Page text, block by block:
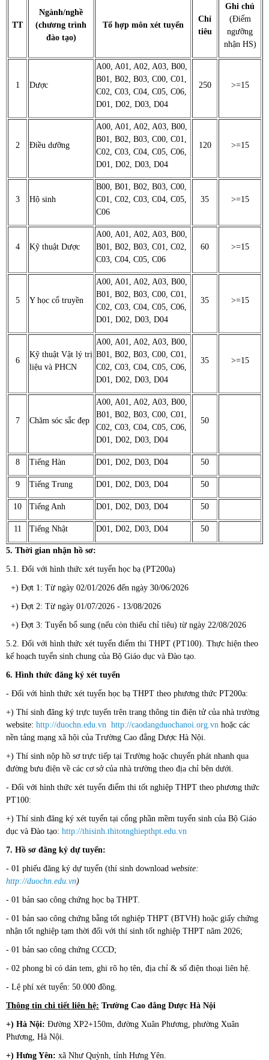
TT
Ngành/nghề
(chương trình
đào tạo)
Tổ hợp môn xét tuyển
Chỉ
tiêu
Ghi chú
(Điểm
ngưỡng
nhận HS)
1 Dược
A00, A01, A02, A03, B00,
B01, B02, B03, C00, C01,
C02, C03, C04, C05, C06,
D01, D02, D03, D04
250 >=15
2 Điều dưỡng
A00, A01, A02, A03, B00,
B01, B02, B03, C00, C01,
C02, C03, C04, C05, C06,
D01, D02, D03, D04
120 >=15
3 Hộ sinh
B00, B01, B02, B03, C00,
C01, C02, C03, C04, C05,
C06
35 >=15
4 Kỹ thuật Dược
A00, A01, A02, A03, B00,
B01, B02, B03, C01, C02,
C03, C04, C05, C06
60 >=15
5 Y học cổ truyền
A00, A01, A02, A03, B00,
B01, B02, B03, C00, C01,
C02, C03, C04, C05, C06,
D01, D02, D03, D04
35 >=15
6
Kỹ thuật Vật lý trị
liệu và PHCN
A00, A01, A02, A03, B00,
B01, B02, B03, C00, C01,
C02, C03, C04, C05, C06,
D01, D02, D03, D04
35 >=15
7 Chăm sóc sắc đẹp
A00, A01, A02, A03, B00,
B01, B02, B03, C00, C01,
C02, C03, C04, C05, C06,
D01, D02, D03, D04
50
8 Tiếng Hàn D01, D02, D03, D04 50
9 Tiếng Trung D01, D02, D03, D04 50
10 Tiếng Anh D01, D02, D03, D04 50
11 Tiếng Nhật D01, D02, D03, D04 50
5. Thời gian nhận hồ sơ:
5.1. Đối với hình thức xét tuyển học bạ (PT200a)
+) Đợt 1: Từ ngày 02/01/2026 đến ngày 30/06/2026
+) Đợt 2: Từ ngày 01/07/2026 - 13/08/2026
+) Đợt 3: Tuyển bổ sung (nếu còn thiếu chỉ tiêu) từ ngày 22/08/2026
5.2. Đối với hình thức xét tuyển điểm thi THPT (PT100). Thực hiện theo
kế hoạch tuyển sinh chung của Bộ Giáo dục và Đào tạo.
6. Hình thức đăng ký xét tuyển
- Đối với hình thức xét tuyển học bạ THPT theo phương thức PT200a:
+) Thí sinh đăng ký trực tuyến trên trang thông tin điện tử của nhà trường
website: http://duochn.edu.vn http://caodangduochanoi.org.vn hoặc các
nền tảng mạng xã hội của Trường Cao đẳng Dược Hà Nội.
+) Thí sinh nộp hồ sơ trực tiếp tại Trường hoặc chuyển phát nhanh qua
đường bưu điện về các cơ sở của nhà trường theo địa chỉ bên dưới.
- Đối với hình thức xét tuyển điểm thi tốt nghiệp THPT theo phương thức
PT100:
+) Thí sinh đăng ký xét tuyển tại cổng phần mềm tuyển sinh của Bộ Giáo
dục và Đào tạo: http://thisinh.thitotnghiepthpt.edu.vn
7. Hồ sơ đăng ký dự tuyển:
- 01 phiếu đăng ký dự tuyển (thí sinh download website:
http://duochn.edu.vn)
- 01 bản sao công chứng học bạ THPT.
- 01 bản sao công chứng bằng tốt nghiệp THPT (BTVH) hoặc giấy chứng
nhận tốt nghiệp tạm thời đối với thí sinh tốt nghiệp THPT năm 2026;
- 01 bản sao công chứng CCCD;
- 02 phong bì có dán tem, ghi rõ họ tên, địa chỉ & số điện thoại liên hệ.
- Lệ phí xét tuyển: 50.000 đồng.
Thông tin chi tiết liên hệ: Trường Cao đẳng Dược Hà Nội
+) Hà Nội: Đường XP2+150m, đường Xuân Phương, phường Xuân
Phương, Hà Nội.
+) Hưng Yên: xã Như Quỳnh, tỉnh Hưng Yên.